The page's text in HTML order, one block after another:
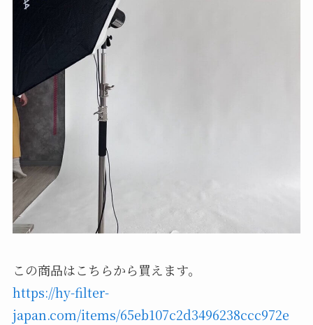
この商品はこちらから買えます。
https://hy-filter-
japan.com/items/65eb107c2d3496238ccc972e